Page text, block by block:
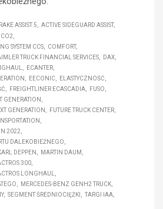
ASSIST 5
ACTIVE SIDEGUARD ASSIST
CO2
SYSTEM CCS
COMFORT
TRUCK FINANCIAL SERVICES
DAX
ECANTER
EECONIC
ELASTYCZNOŚĆ
FREIGHTLINER ECASCADIA
FUSO
GENERATION
GENERATION
FUTURE TRUCK CENTER
2022
DALEKOBIEŻNEGO
DEPPEN
MARTIN DAUM
300
LONGHAUL
MERCEDES-BENZ GENH2 TRUCK
SEGMENT ŚREDNIOCIĘŻKI
TARGI IAA